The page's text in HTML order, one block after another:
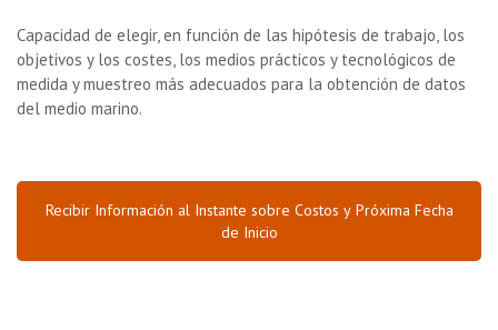
Capacidad de elegir, en función de las hipótesis de trabajo, los
objetivos y los costes, los medios prácticos y tecnológicos de
medida y muestreo más adecuados para la obtención de datos
del medio marino.
Recibir Información al Instante sobre Costos y Próxima Fecha
de Inicio